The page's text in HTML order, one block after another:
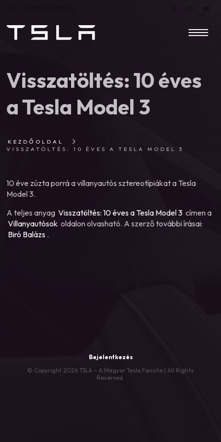
Visszatöltés: 10 éves
a Tesla Model 3
KEZDŐOLDAL
VISSZATÖLTÉS: 10 ÉVES A TESLA MODEL 3
10 éve zúzta porrá a villanyautós sztereotípiákat a Tesla
Model 3.
A teljes anyag Visszatöltés: 10 éves a Tesla Model 3 címen a
Villanyautósok oldalon olvasható. A szerző további írásai:
Biró Balázs .
Bejelentkezés
© Copyright 2026 TSLA – A Magyar Tesla Fansite | All Rights
Reserved.